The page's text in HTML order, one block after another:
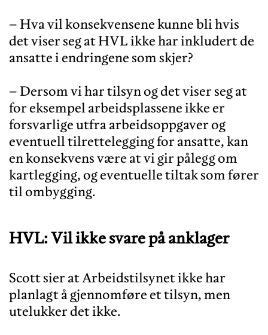
– Hva vil konsekvensene kunne bli hvis
det viser seg at HVL ikke har inkludert de
ansatte i endringene som skjer?
– Dersom vi har tilsyn og det viser seg at
for eksempel arbeidsplassene ikke er
forsvarlige utfra arbeidsoppgaver og
eventuell tilrettelegging for ansatte, kan
en konsekvens være at vi gir pålegg om
kartlegging, og eventuelle tiltak som fører
HVL: Vil ikke svare på anklager
Scott sier at Arbeidstilsynet ikke har
planlagt å gjennomføre et tilsyn, men
utelukker det ikke.